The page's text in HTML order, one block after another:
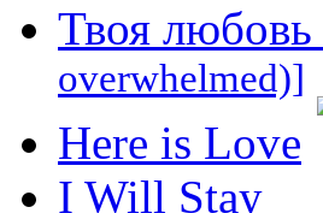
Твоя
overwhelmed)]
Here is Love
I Will Stay